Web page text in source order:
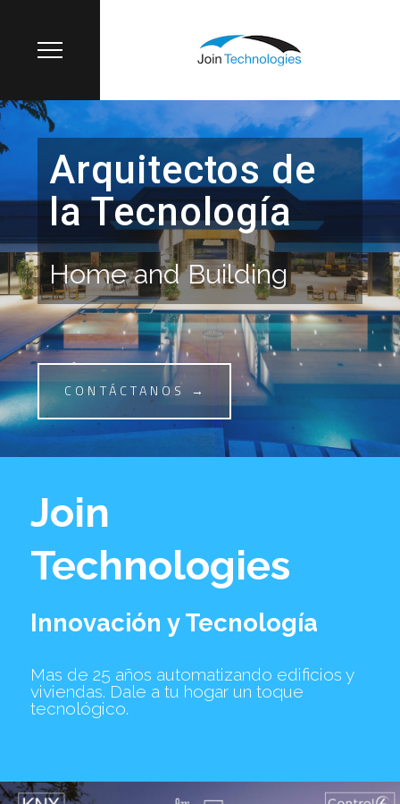
Arquitectos de
la Tecnología
Home and Building
CONTÁCTANOS →
Join
Technologies
Innovación y Tecnología
Mas de 25 años automatizando edificios y
viviendas. Dale a tu hogar un toque
tecnológico.